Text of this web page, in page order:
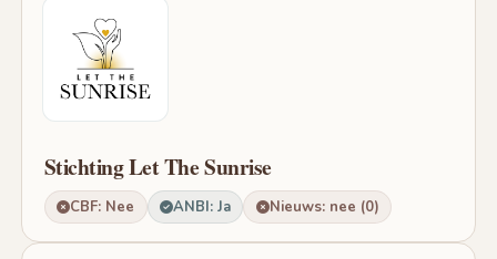
Stichting Let The Sunrise
CBF: Nee ANBI: Ja Nieuws: nee (0)